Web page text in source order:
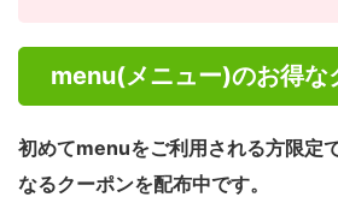
menu(メニュー)のお得な
初めてmenuをご利用される方限定
なるクーポンを配布中です。